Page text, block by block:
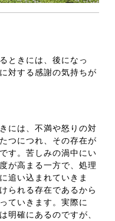
ときには、後になっ
対する感謝の気持ちが
には、不満や怒りの対
つにつれ、その存在が
す。苦しみの渦中にい
が高まる一方で、処理
追い込まれていきま
られる存在であるから
ていきます。実際に
明確にあるのですが、